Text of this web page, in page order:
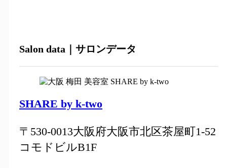
Salon data｜サロンデータ
SHARE by k-two
〒530-0013大阪府大阪市北区茶屋町1-52
コモドビルB1F